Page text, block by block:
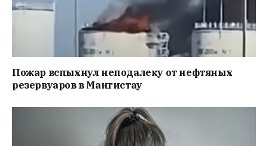
Пожар вспыхнул неподалеку от нефтяных
резервуаров в Мангистау